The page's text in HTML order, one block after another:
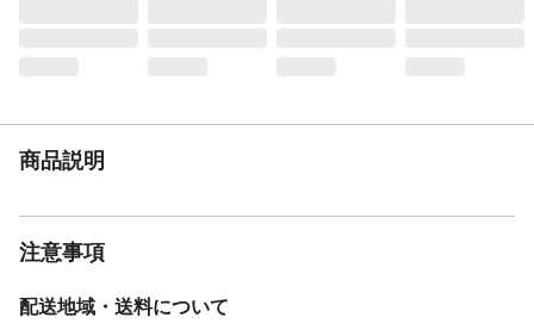
重量
(約)1.25kg
商品説明
注意事項
配送地域・送料について